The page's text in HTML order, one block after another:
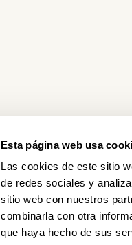
Esta página web usa
Las cookies de este sitio
de redes sociales y
sitio web con nuestros
combinarla con otra
que haya hecho de sus